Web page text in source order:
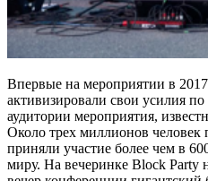
Впервые на мероприятии в
активизировали свои усилия
аудитории мероприятия,
Около трех миллионов человек
приняли участие более чем в
миру. На вечеринке Block Party